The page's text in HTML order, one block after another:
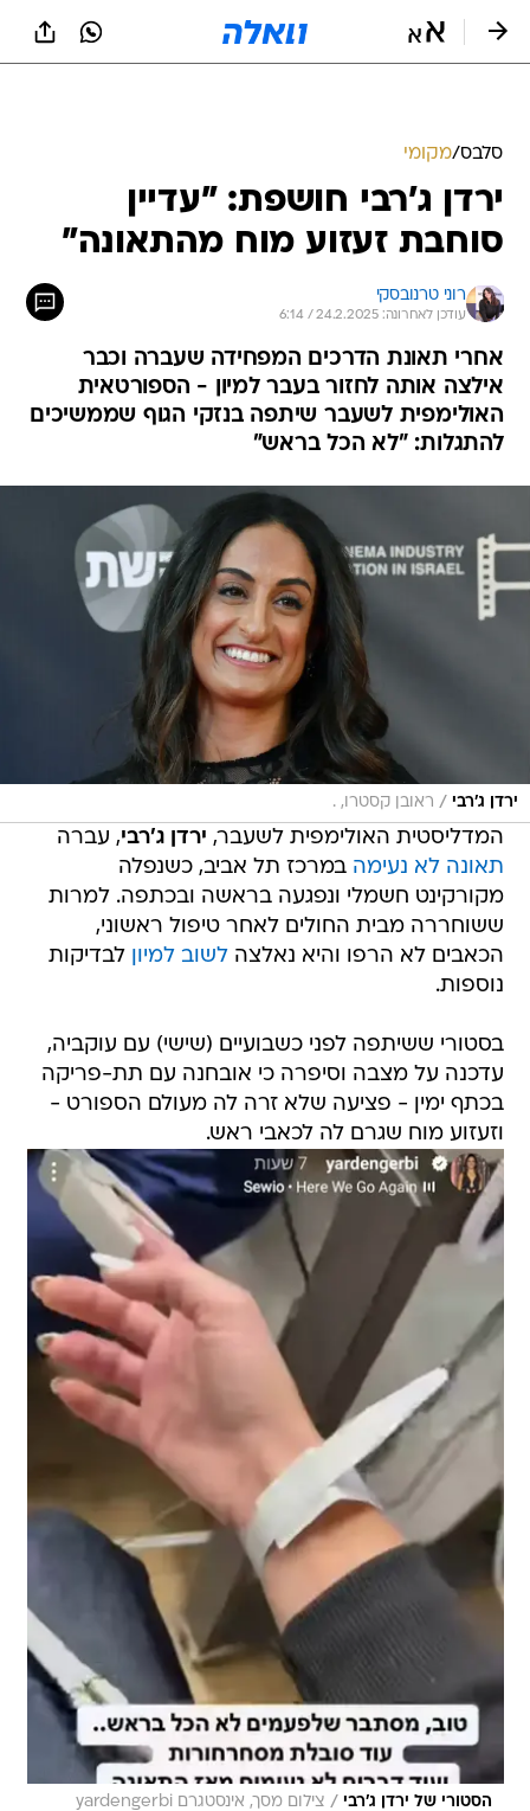
ירדן ג'רבי חושפת: "עדיין
סוחבת זעזוע מוח מהתאונה"
רוני טרנובסקי
עודכן לאחרונה: 24.2.2025 / 6:14
אחרי תאונת הדרכים המפחידה שעברה וכבר
אילצה אותה לחזור בעבר למיון - הספורטאית
האולימפית לשעבר שיתפה בנזקי הגוף שממשיכים
להתגלות: "לא הכל בראש"
ראובן קסטרו, .
המדליסטית האולימפית לשעבר,ירדן ג'רבי, עברה
תאונה לא נעימה במרכז תל אביב, כשנפלה
מקורקינט חשמלי ונפגעה בראשה ובכתפה. למרות
ששוחררה מבית החולים לאחר טיפול ראשוני,
הכאבים לא הרפו והיא נאלצהלשוב למיוןלבדיקות
נוספות.
בסטורי ששיתפה לפני כשבועיים (שישי) עם עוקביה,
בכתף ימין - פציעה שלא זרה לה מעולם הספורט -
וזעזוע מוח שגרם לה לכאבי ראש.
הסטורי של ירדן ג'רבי / צילום מסך, אינסטגרם yardengerbi